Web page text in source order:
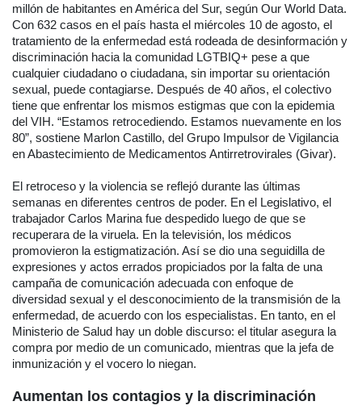
millón de habitantes en América del Sur, según Our World Data.
Con 632 casos en el país hasta el miércoles 10 de agosto, el
tratamiento de la enfermedad está rodeada de desinformación y
discriminación hacia la comunidad LGTBIQ+ pese a que
cualquier ciudadano o ciudadana, sin importar su orientación
sexual, puede contagiarse. Después de 40 años, el colectivo
tiene que enfrentar los mismos estigmas que con la epidemia
del VIH. “Estamos retrocediendo. Estamos nuevamente en los
80”, sostiene Marlon Castillo, del Grupo Impulsor de Vigilancia
en Abastecimiento de Medicamentos Antirretrovirales (Givar).
El retroceso y la violencia se reflejó durante las últimas
semanas en diferentes centros de poder. En el Legislativo, el
trabajador Carlos Marina fue despedido luego de que se
recuperara de la viruela. En la televisión, los médicos
promovieron la estigmatización. Así se dio una seguidilla de
expresiones y actos errados propiciados por la falta de una
campaña de comunicación adecuada con enfoque de
diversidad sexual y el desconocimiento de la transmisión de la
enfermedad, de acuerdo con los especialistas. En tanto, en el
Ministerio de Salud hay un doble discurso: el titular asegura la
compra por medio de un comunicado, mientras que la jefa de
inmunización y el vocero lo niegan.
Aumentan los contagios y la discriminación